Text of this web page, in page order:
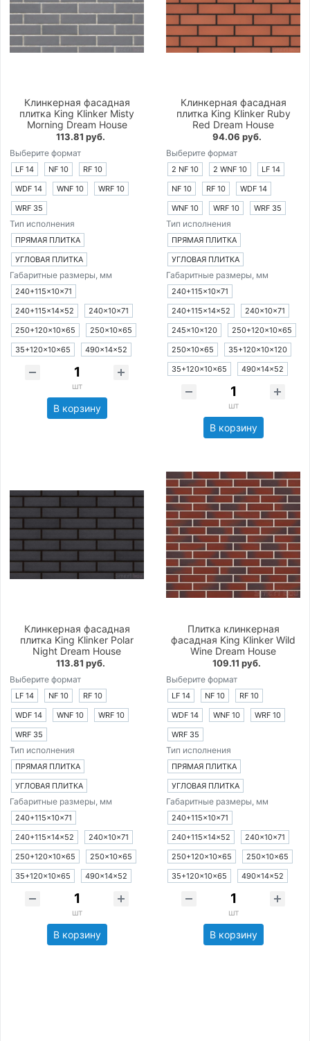
Клинкерная фасадная
плитка King Klinker Misty
Morning Dream House
113.81 руб.
Выберите формат
LF 14 NF 10
RF 10
WDF 14
WNF 10
WRF 10
WRF 35
Тип исполнения
ПРЯМАЯ ПЛИТКА
УГЛОВАЯ ПЛИТКА
Габаритные размеры, мм
240+115×10×71
240+115×14×52
240×10×71
250+120×10×65
250×10×65
35+120×10×65
490×14×52
шт
В корзину
Клинкерная фасадная
плитка King Klinker Ruby
Red Dream House
94.06 руб.
Выберите формат
2 NF 10 2 WNF 10
LF 14
NF 10
RF 10
WDF 14
WNF 10
WRF 10 WRF 35
Тип исполнения
ПРЯМАЯ ПЛИТКА
УГЛОВАЯ ПЛИТКА
Габаритные размеры, мм
240+115×10×71
240+115×14×52
240×10×71
245×10×120
250+120×10×65
250×10×65
35+120×10×120
35+120×10×65
490×14×52
шт
В корзину
Клинкерная фасадная
плитка King Klinker Polar
Night Dream House
113.81 руб.
Выберите формат
LF 14 NF 10
RF 10
WDF 14
WNF 10
WRF 10
WRF 35
Тип исполнения
ПРЯМАЯ ПЛИТКА
УГЛОВАЯ ПЛИТКА
Габаритные размеры, мм
240+115×10×71
240+115×14×52
240×10×71
250+120×10×65
250×10×65
35+120×10×65
490×14×52
шт
В корзину
Плитка клинкерная
фасадная King Klinker Wild
Wine Dream House
109.11 руб.
Выберите формат
LF 14 NF 10
RF 10
WDF 14
WNF 10
WRF 10
WRF 35
Тип исполнения
ПРЯМАЯ ПЛИТКА
УГЛОВАЯ ПЛИТКА
Габаритные размеры, мм
240+115×10×71
240+115×14×52
240×10×71
250+120×10×65
250×10×65
35+120×10×65
490×14×52
шт
В корзину